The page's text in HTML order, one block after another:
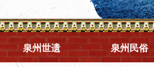
泉州世遗 泉州民俗